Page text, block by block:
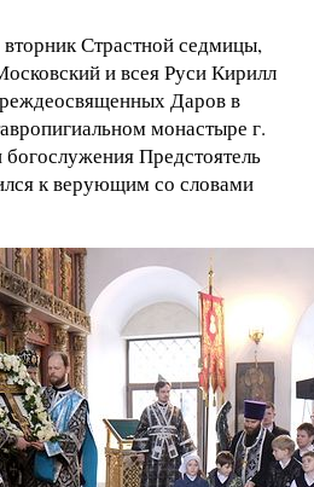
вторник Страстной седмицы,
и всея Руси Кирилл
Даров в
монастыре г.
Предстоятель
к верующим со словами